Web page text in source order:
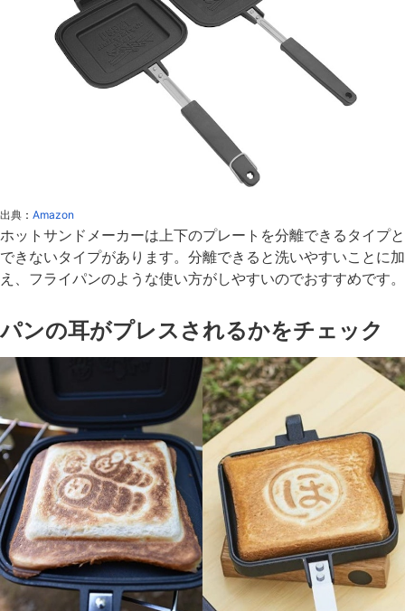
出典 ： Amazon
ホットサンドメーカーは上下のプレートを分離できるタイプと
できないタイプがあります。分離できると洗いやすいことに加
え、フライパンのような使い方がしやすいのでおすすめです。
パンの耳がプレスされるかをチェック